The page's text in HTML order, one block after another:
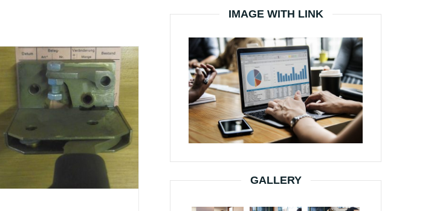
IMAGE WITH LINK
GALLERY